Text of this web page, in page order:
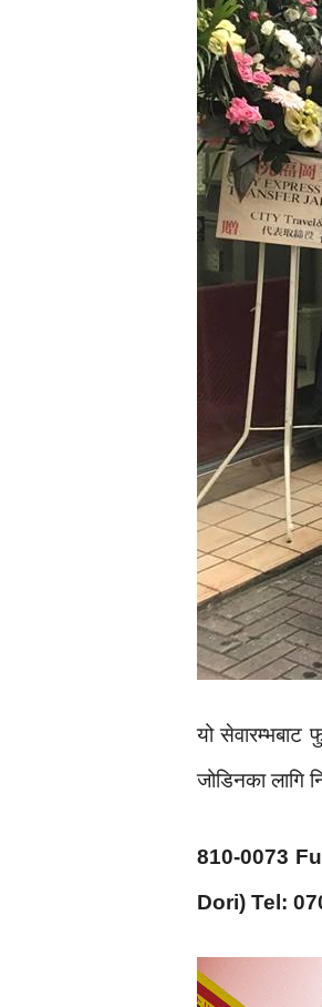
यो
जोडिनका लागि
810-0073
Dori) Tel: